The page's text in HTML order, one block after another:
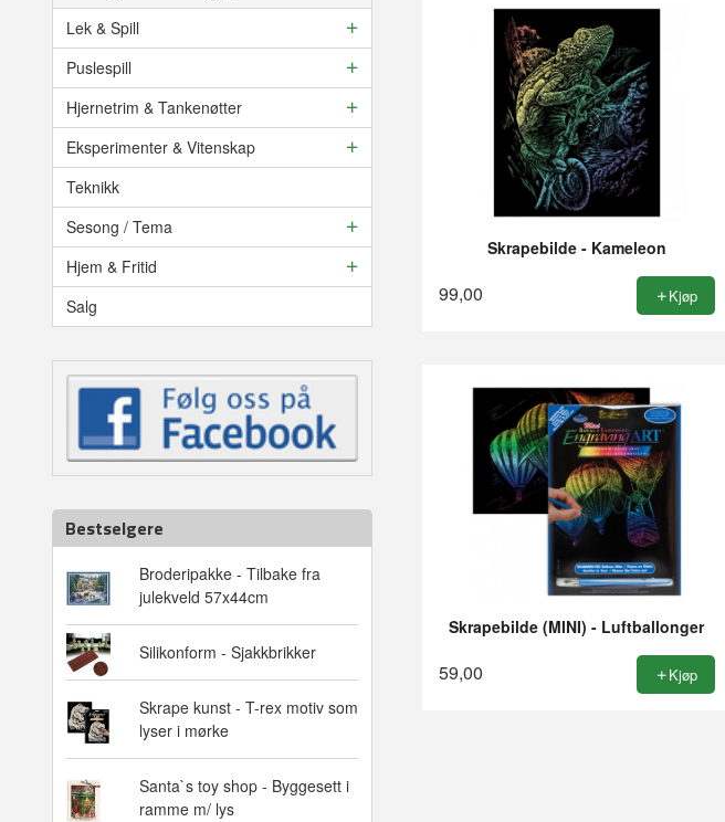
Lek & Spill
Puslespill
Hjernetrim & Tankenøtter
Eksperimenter & Vitenskap
Teknikk
Sesong / Tema
Hjem & Fritid
Salg
Bestselgere
Broderipakke - Tilbake fra
julekveld 57x44cm
Silikonform - Sjakkbrikker
Skrape kunst - T-rex motiv som
lyser i mørke
Santa`s toy shop - Byggesett i
ramme m/ lys
Skrapebilde - Kameleon
99,00 Kjøp
Skrapebilde (MINI) - Luftballonger
59,00 Kjøp